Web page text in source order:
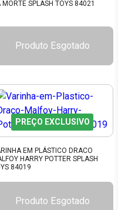
MORTE SPLASH TOYS 84021
Produto Esgotado
PREÇO EXCLUSIVO
EM PLÁSTICO DRACO
HARRY POTTER SPLASH
84019
Produto Esgotado